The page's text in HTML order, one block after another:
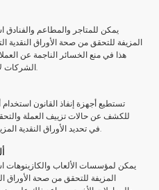
يمكن للمتاجر والمطاعم
المزيفة للتحقق من صحة الأوراق النقدية
هذا في منع الخسائر الناجمة عن
الشركات لأوراق نقدية مزيفة دون علمها.
تستطيع أجهزة إنفاذ القانون
للكشف عن حالات تزييف العملة
في تحديد الأوراق النقدية المزيفة وتتبع مصدر عملية التزييف.
يمكن لمؤسسات الألعاب
المزيفة للتحقق من صحة الأوراق